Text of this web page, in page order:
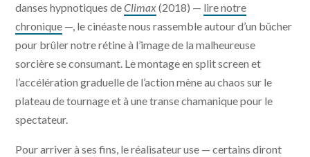
danses hypnotiques deClimax(2018) — lire notre
chronique —, le cinéaste nous rassemble autour d’un bûcher
pour brûler notre rétine à l’image de la malheureuse
sorcière se consumant. Le montage en split screen et
l’accélération graduelle de l’action mène au chaos sur le
plateau de tournage et à une transe chamanique pour le
spectateur.
Pour arriver à ses fins, le réalisateur use — certains diront